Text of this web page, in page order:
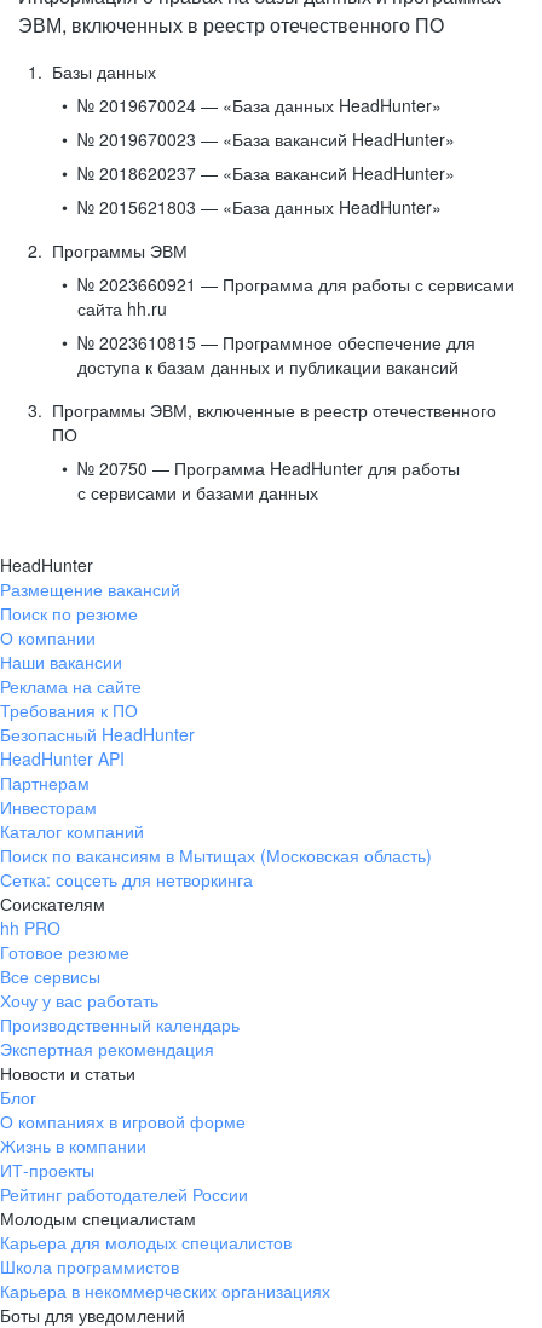
ЭВМ, включенных в реестр отечественного ПО
Базы данных
№ 2019670024 — «База данных HeadHunter»
№ 2019670023 — «База вакансий HeadHunter»
№ 2018620237 — «База вакансий HeadHunter»
№ 2015621803 — «База данных HeadHunter»
Программы ЭВМ
№ 2023660921 — Программа для работы с сервисами
сайта hh.ru
№ 2023610815 — Программное обеспечение для
доступа к базам данных и публикации вакансий
Программы ЭВМ, включенные в реестр отечественного
ПО
№ 20750 — Программа HeadHunter для работы
с сервисами и базами данных
HeadHunter
Размещение вакансий
Поиск по резюме
О компании
Наши вакансии
Реклама на сайте
Требования к ПО
Безопасный HeadHunter
HeadHunter API
Партнерам
Инвесторам
Каталог компаний
Поиск по вакансиям в Мытищах (Московская область)
Сетка: соцсеть для нетворкинга
Соискателям
hh PRO
Готовое резюме
Все сервисы
Хочу у вас работать
Производственный календарь
Экспертная рекомендация
Новости и статьи
Блог
О компаниях в игровой форме
Жизнь в компании
ИТ-проекты
Рейтинг работодателей России
Молодым специалистам
Карьера для молодых специалистов
Школа программистов
Карьера в некоммерческих организациях
Боты для уведомлений